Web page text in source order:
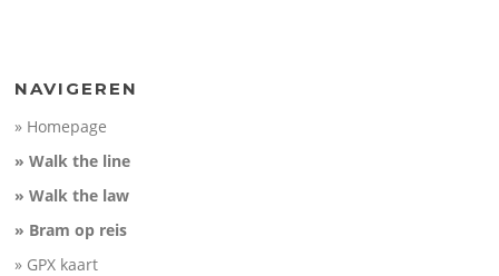
NAVIGEREN
» Homepage
» Walk the line
» Walk the law
» Bram op reis
» GPX kaart